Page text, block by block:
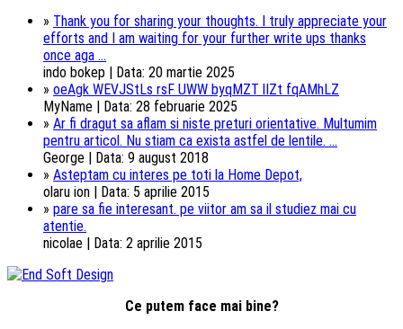
» Thank you for sharing your thoughts. I truly appreciate your
efforts and I am waiting for your further write ups thanks
once aga ...
indo bokep | Data: 20 martie 2025
» oeAgk WEVJStLs rsF UWW byqMZT lIZt fqAMhLZ
MyName | Data: 28 februarie 2025
» Ar fi dragut sa aflam si niste preturi orientative. Multumim
pentru articol. Nu stiam ca exista astfel de lentile. ...
George | Data: 9 august 2018
» Asteptam cu interes pe toti la Home Depot,
olaru ion | Data: 5 aprilie 2015
» pare sa fie interesant. pe viitor am sa il studiez mai cu
atentie.
nicolae | Data: 2 aprilie 2015
Ce putem face mai bine?